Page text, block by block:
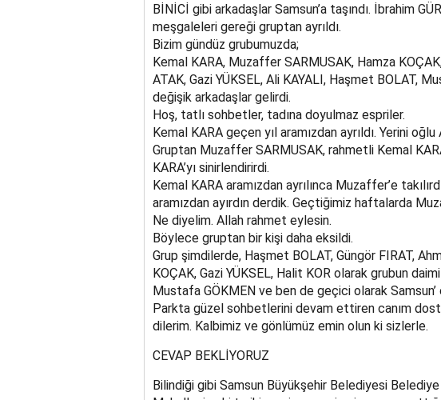
BİNİCİ gibi arkadaşlar Samsun’a taşındı. İbrahim
meşgaleleri gereği gruptan ayrıldı.
Bizim gündüz grubumuzda;
Kemal KARA, Muzaffer SARMUSAK, Hamza
ATAK, Gazi YÜKSEL, Ali KAYALI, Haşmet BOLAT,
değişik arkadaşlar gelirdi.
Hoş, tatlı sohbetler, tadına doyulmaz espriler.
Kemal KARA geçen yıl aramızdan ayrıldı. Yerini
Gruptan Muzaffer SARMUSAK, rahmetli Kemal
KARA’yı sinirlendirirdi.
Kemal KARA aramızdan ayrılınca Muzaffer’e
aramızdan ayırdın derdik. Geçtiğimiz haftalarda
Ne diyelim. Allah rahmet eylesin.
Böylece gruptan bir kişi daha eksildi.
Grup şimdilerde, Haşmet BOLAT, Güngör FIRAT,
KOÇAK, Gazi YÜKSEL, Halit KOR olarak grubun
Mustafa GÖKMEN ve ben de geçici olarak Samsun’
Parkta güzel sohbetlerini devam ettiren canım
dilerim. Kalbimiz ve gönlümüz emin olun ki sizlerle.
CEVAP BEKLİYORUZ
Bilindiği gibi Samsun Büyükşehir Belediyesi